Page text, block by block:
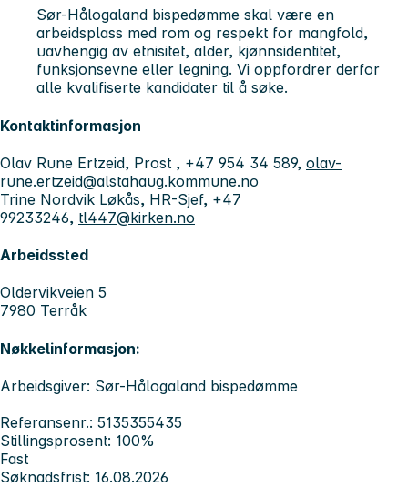
Sør-Hålogaland bispedømme skal være en
arbeidsplass med rom og respekt for mangfold,
uavhengig av etnisitet, alder, kjønnsidentitet,
funksjonsevne eller legning. Vi oppfordrer derfor
alle kvalifiserte kandidater til å søke.
Kontaktinformasjon
Olav Rune Ertzeid, Prost , +47 954 34 589, olav-
rune.ertzeid@alstahaug.kommune.no
Trine Nordvik Løkås, HR-Sjef, +47
99233246, tl447@kirken.no
Arbeidssted
Oldervikveien 5
7980 Terråk
Nøkkelinformasjon:
Arbeidsgiver: Sør-Hålogaland bispedømme
Referansenr.: 5135355435
Stillingsprosent: 100%
Fast
Søknadsfrist: 16.08.2026